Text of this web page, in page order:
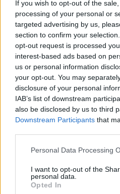
If you wish to opt-out of the
processing of your personal or
targeted advertising by us,
section to confirm your
opt-out request is processed
interest-based ads based on
us or personal information
your opt-out. You may
disclosure of your personal
IAB’s list of downstream
also be disclosed by us to third
Downstream Participants that
Personal Data Processing
I want to opt-out of the
personal data.
Opted In